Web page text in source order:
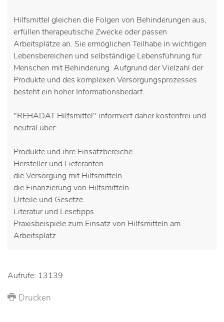
Hilfsmittel gleichen die Folgen von Behinderungen aus,
erfüllen therapeutische Zwecke oder passen
Arbeitsplätze an. Sie ermöglichen Teilhabe in wichtigen
Lebensbereichen und selbständige Lebensführung für
Menschen mit Behinderung. Aufgrund der Vielzahl der
Produkte und des komplexen Versorgungsprozesses
besteht ein hoher Informationsbedarf.
"REHADAT Hilfsmittel" informiert daher kostenfrei und
neutral über:
Produkte und ihre Einsatzbereiche
Hersteller und Lieferanten
die Versorgung mit Hilfsmitteln
die Finanzierung von Hilfsmitteln
Urteile und Gesetze
Literatur und Lesetipps
Praxisbeispiele zum Einsatz von Hilfsmitteln am
Arbeitsplatz
Aufrufe: 13139
Drucken